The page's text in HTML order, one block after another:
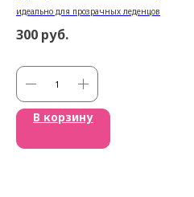
идеально для прозрачных леденцов
300 руб.
В корзину